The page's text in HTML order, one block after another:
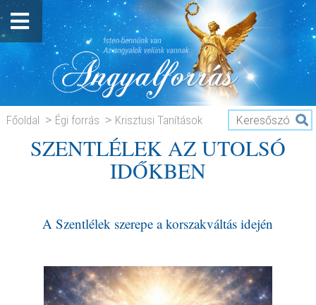
Főoldal Égi forrás
Krisztusi Tanítások
SZENTLÉLEK AZ UTOLSÓ IDŐKBEN
SZENTLÉLEK AZ UTOLSÓ
IDŐKBEN
A Szentlélek szerepe a korszakváltás idején